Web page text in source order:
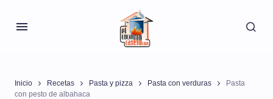
Inicio Recetas Pasta y pizza Pasta con verduras
Pasta
con pesto de albahaca